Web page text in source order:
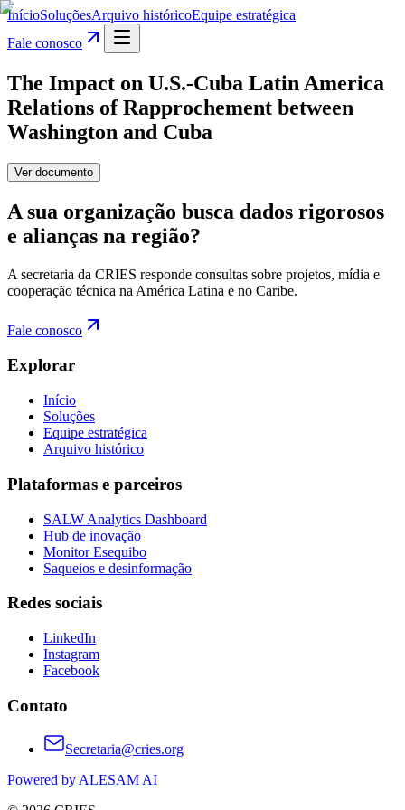
InícioSoluçõesArquivo históricoEquipe estratégica
Fale conosco
The Impact on U.S.-Cuba Latin America
Relations of Rapprochement between
Washington and Cuba
Ver documento
A sua organização busca dados rigorosos
e alianças na região?
A secretaria da CRIES responde consultas sobre projetos, mídia e
cooperação técnica na América Latina e no Caribe.
Fale conosco
Explorar
Início
Soluções
Equipe estratégica
Arquivo histórico
Plataformas e parceiros
SALW Analytics Dashboard
Hub de inovação
Monitor Esequibo
Saqueios e desinformação
Redes sociais
LinkedIn
Instagram
Facebook
Contato
Secretaria@cries.org
Powered by ALESAM AI